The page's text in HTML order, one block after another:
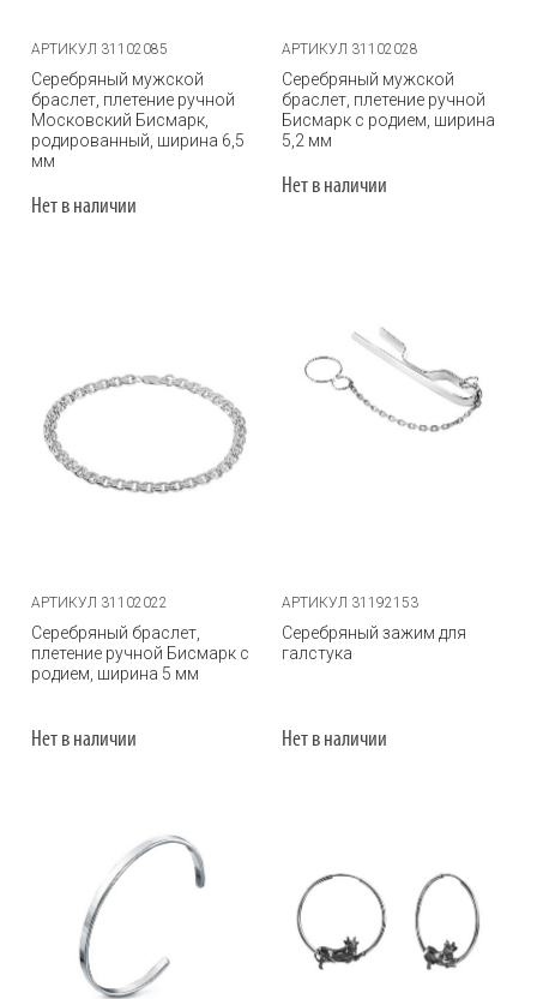
АРТИКУЛ 31102085
Серебряный мужской
браслет, плетение ручной
Московский Бисмарк,
родированный, ширина 6,5
мм
Нет в наличии
АРТИКУЛ 31102028
Серебряный мужской
браслет, плетение ручной
Бисмарк с родием, ширина
5,2 мм
Нет в наличии
АРТИКУЛ 31102022
Серебряный браслет,
плетение ручной Бисмарк с
родием, ширина 5 мм
Нет в наличии
АРТИКУЛ 31192153
Серебряный зажим для
галстука
Нет в наличии